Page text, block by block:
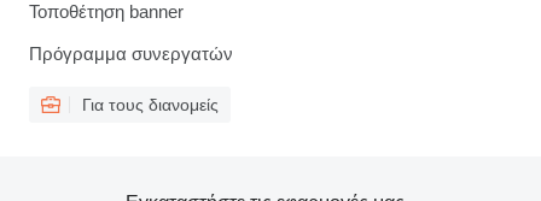
Τοποθέτηση banner
Πρόγραμμα συνεργατών
Για τους διανομείς